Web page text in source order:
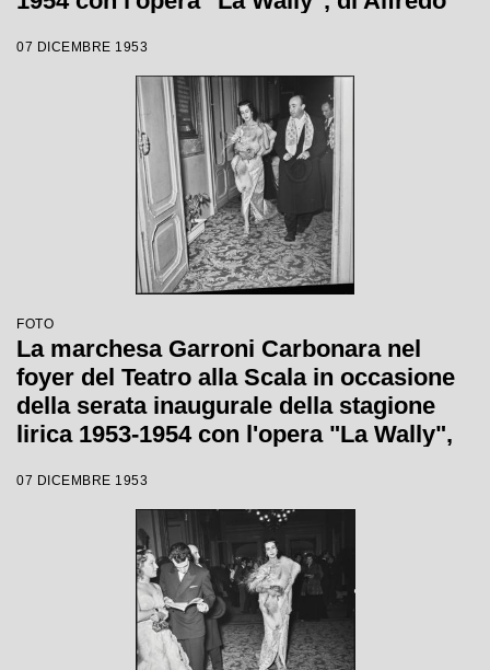
con la regia di Tatiana Pavlova
07 DICEMBRE 1953
FOTO
La marchesa Garroni Carbonara nel
foyer del Teatro alla Scala in occasione
della serata inaugurale della stagione
lirica 1953-1954 con l'opera "La Wally",
Maria Giulini, con la regia di Tatiana
07 DICEMBRE 1953